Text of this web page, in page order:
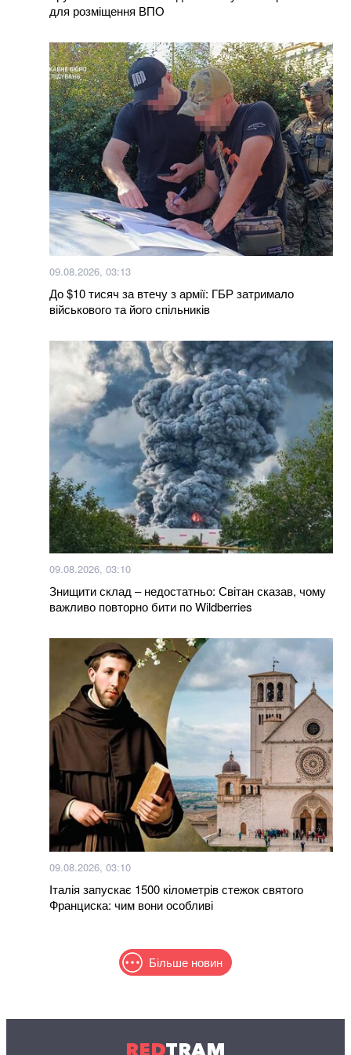
аналітик дав відповідь
Окупанти завдали удару по мосту у Чернігівській
області: деталі
Уряд розширив повноваження військкоматів: що
тепер можуть ТЦК
Українка придбала куртку у польському секонд-
хенді і знайшла в кишені неймовірного листа
В Бахмуті поранено трьох бійців закарпатського
батальйону “Сонечко”, один у важкому стані (відео)
Мукачівці обурені спотворенням архітектурного
шарму міста депутатами-бізнесменами (відео)
заводу, який давно перетворився на руїни
Більше новин
для розміщення ВПО
09.08.2026, 03:13
До $10 тисяч за втечу з армії: ГБР затримало
військового та його спільників
09.08.2026, 03:10
Знищити склад – недостатньо: Світан сказав, чому
важливо повторно бити по Wildberries
09.08.2026, 03:10
Італія запускає 1500 кілометрів стежок святого
Франциска: чим вони особливі
Більше новин
REDTRAM